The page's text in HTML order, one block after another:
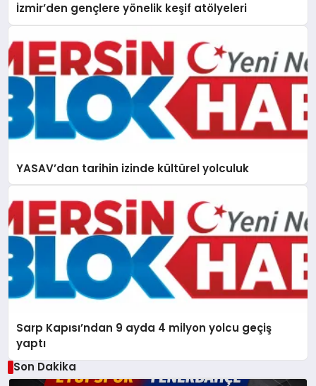
İzmir’den gençlere yönelik keşif atölyeleri
YASAV’dan tarihin izinde kültürel yolculuk
Sarp Kapısı’ndan 9 ayda 4 milyon yolcu geçiş
yaptı
Son Dakika